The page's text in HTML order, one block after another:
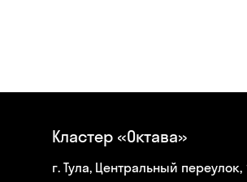
Кластер «Октава»
г. Тула, Центральный переулок,